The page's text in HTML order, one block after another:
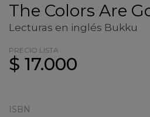
The Colors Are
Lecturas en inglés Bukku
PRECIO LISTA
$ 17.000
ISBN